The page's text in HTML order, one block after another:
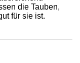
die Tauben,
für sie ist.